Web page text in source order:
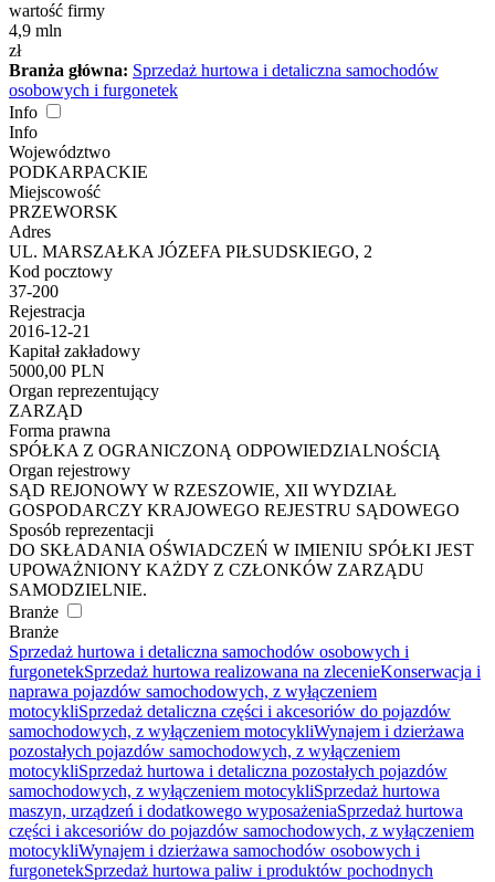
wartość firmy
4,9 mln
zł
Branża główna: Sprzedaż hurtowa i detaliczna samochodów
osobowych i furgonetek
Info
Info
Województwo
PODKARPACKIE
Miejscowość
PRZEWORSK
Adres
UL. MARSZAŁKA JÓZEFA PIŁSUDSKIEGO, 2
Kod pocztowy
37-200
Rejestracja
2016-12-21
Kapitał zakładowy
5000,00 PLN
Organ reprezentujący
ZARZĄD
Forma prawna
SPÓŁKA Z OGRANICZONĄ ODPOWIEDZIALNOŚCIĄ
Organ rejestrowy
SĄD REJONOWY W RZESZOWIE, XII WYDZIAŁ
GOSPODARCZY KRAJOWEGO REJESTRU SĄDOWEGO
Sposób reprezentacji
DO SKŁADANIA OŚWIADCZEŃ W IMIENIU SPÓŁKI JEST
UPOWAŻNIONY KAŻDY Z CZŁONKÓW ZARZĄDU
SAMODZIELNIE.
Branże
Branże
Sprzedaż hurtowa i detaliczna samochodów osobowych i
furgonetekSprzedaż hurtowa realizowana na zlecenieKonserwacja i
naprawa pojazdów samochodowych, z wyłączeniem
motocykliSprzedaż detaliczna części i akcesoriów do pojazdów
samochodowych, z wyłączeniem motocykliWynajem i dzierżawa
pozostałych pojazdów samochodowych, z wyłączeniem
motocykliSprzedaż hurtowa i detaliczna pozostałych pojazdów
samochodowych, z wyłączeniem motocykliSprzedaż hurtowa
maszyn, urządzeń i dodatkowego wyposażeniaSprzedaż hurtowa
części i akcesoriów do pojazdów samochodowych, z wyłączeniem
motocykliWynajem i dzierżawa samochodów osobowych i
furgonetekSprzedaż hurtowa paliw i produktów pochodnych